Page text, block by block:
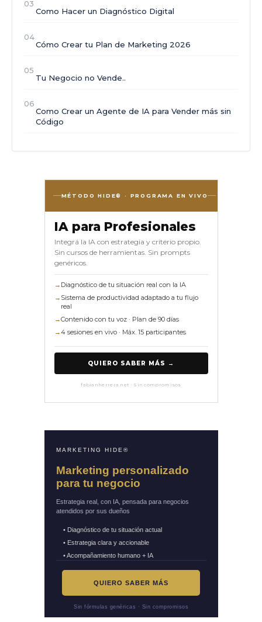
03
Como Hacer un Diagnóstico Digital
04
Cómo Crear tu Plan de Marketing 2026
05
Tu Negocio no Vende..
06
Como Crear un Agente de IA para Vender más sin
Código
MÉTODO HIDE® · PROGRAMA EN VIVO
IA para Profesionales
Integrá la IA con estrategia y criterio propio.
Sin cursos de herramientas. Sin prompts
genéricos.
→ Diagnóstico de tu situación real con la IA
→ Sistema de productividad adaptado a tu flujo
real
→Contenido con tu voz · Plan de 90 días
→4 sesiones en vivo · Máx. 15 participantes
QUIERO SABER MÁS →
fabianherrera.net · Sin compromisos
MARKETING HIDE®
Marketing personalizado
para tu negocio
Estrategia real, con IA, pensada para negocios
atendidos por sus dueños
• Diagnóstico de tu situación actual
• Estrategia clara y accionable
• Acompañamiento humano + IA
QUIERO SABER MÁS
Sin fórmulas genéricas · Sin compromisos